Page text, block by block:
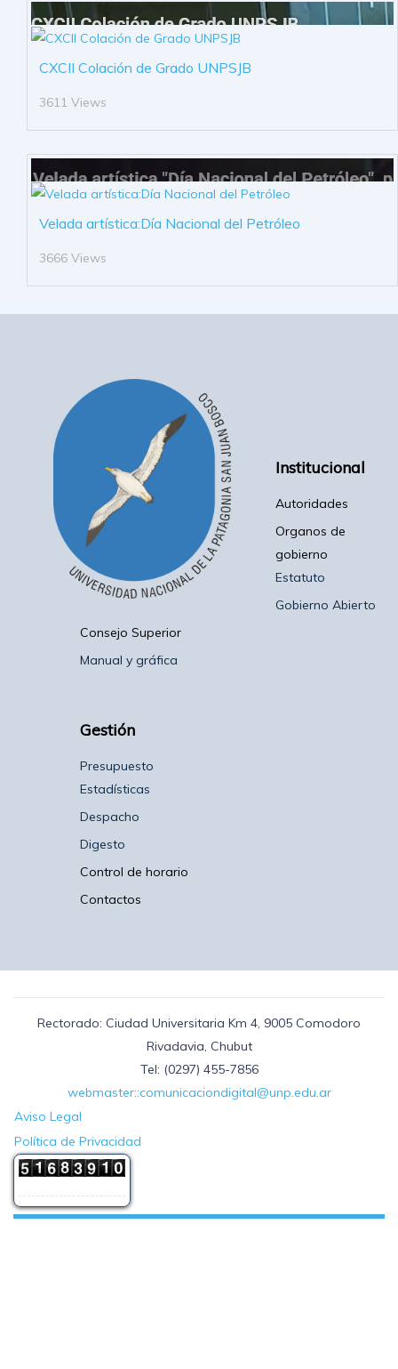
CXCII Colación de Grado UNPSJB
3611 Views
Velada artística:Día Nacional del Petróleo
3666 Views
Institucional
Autoridades
Organos de
gobierno
Estatuto
Gobierno Abierto
Consejo Superior
Manual y gráfica
Gestión
Presupuesto
Estadísticas
Despacho
Digesto
Control de horario
Contactos
Rectorado: Ciudad Universitaria Km 4, 9005 Comodoro
Rivadavia, Chubut
Tel: (0297) 455-7856
webmaster::comunicaciondigital@unp.edu.ar
Aviso Legal
Política de Privacidad